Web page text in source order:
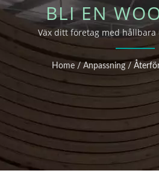
BLI EN
Väx ditt företag med
Home / Anpassning /